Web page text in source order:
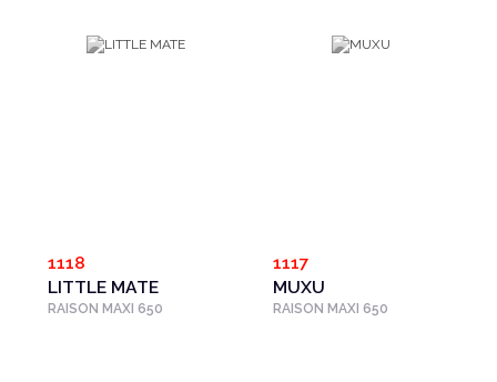
1118
LITTLE MATE
RAISON MAXI 650
1117
MUXU
RAISON MAXI 650